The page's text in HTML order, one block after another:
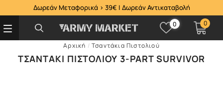
Δωρεάν Μεταφορικά > 39€ | Δωρεάν Αντικαταβολή
0 0
Αρχική / Τσαντάκια Πιστολιού
ΤΣΑΝΤΆΚΙ ΠΙΣΤΟΛΙΟΎ 3-PART SURVIVOR